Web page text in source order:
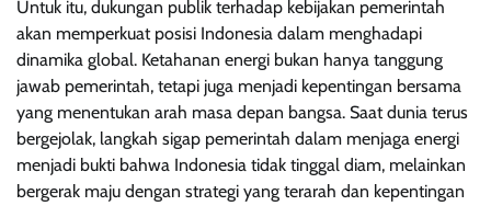
Untuk itu, dukungan publik terhadap kebijakan pemerintah
akan memperkuat posisi Indonesia dalam menghadapi
dinamika global. Ketahanan energi bukan hanya tanggung
jawab pemerintah, tetapi juga menjadi kepentingan bersama
yang menentukan arah masa depan bangsa. Saat dunia terus
bergejolak, langkah sigap pemerintah dalam menjaga energi
menjadi bukti bahwa Indonesia tidak tinggal diam, melainkan
bergerak maju dengan strategi yang terarah dan kepentingan